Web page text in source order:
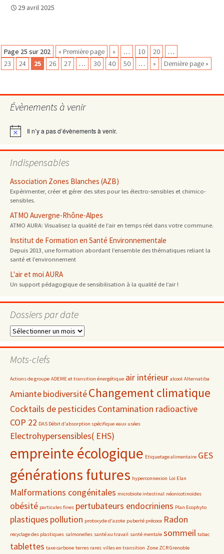
29 avril 2025
Navigation
des
articles
Page 25 sur 202 « Première page « … 10 20
…
23
24 25 26 27 … 30 40 50 … » Dernière page »
Évènements à venir
Notice Il n’y a pas d’évènements à venir.
Indispensables
Association Zones Blanches (AZB)
Expérimenter, créer et gérer des sites pour les électro-sensibles et chimico-
sensibles.
ATMO Auvergne-Rhône-Alpes
ATMO AURA: Visualisez la qualité de l’air en temps réel dans votre commune.
Institut de Formation en Santé Environnementale
Depuis 2013, une formation abordant l’ensemble des thématiques reliant la
santé et l’environnement
L'air et moi AURA
Un support pédagogique de sensibilisation à la qualité de l’air !
Dossiers par date
Dossiers
date
Mots-clefs
Actions de groupe ADEME et transition énergétique air intérieur alcool Alternatiba
AmiantebiodiversitéChangement climatique
Cocktails de pesticides Contamination radioactive
COP 22 DAS Débit d'absorption spécifique eaux usées
Electrohypersensibles( EHS)
empreinte écologique Etiquetage alimentaire GES
générations futures hyperconnexion Loi Elan
Malformations congénitales microbiote intestinal néonicotinoïdes
obésité particules fines pertubateurs endocriniens Plan Ecophyto
plastiques pollution protoxyde d'azote puberté précoce Radon
recyclage des plastiques salmonelles santé au travail santé mentale sommeil tabac
tablettes taxe carbone terres rares villes en transition Zone ZCR Grenoble